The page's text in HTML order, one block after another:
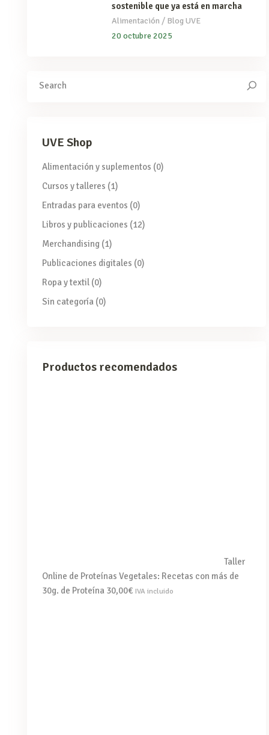
sostenible que ya está en marcha
Alimentación / Blog UVE
20 octubre 2025
UVE Shop
Alimentación y suplementos (0)
Cursos y talleres (1)
Entradas para eventos (0)
Libros y publicaciones (12)
Merchandising (1)
Publicaciones digitales (0)
Ropa y textil (0)
Sin categoría (0)
Productos recomendados
Taller
Online de Proteínas Vegetales: Recetas con más de
30g. de Proteína 30,00€ IVA incluido